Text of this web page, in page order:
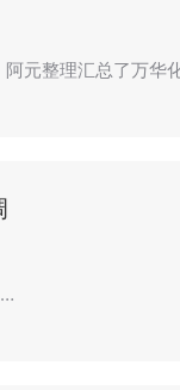
元整理汇总了万华